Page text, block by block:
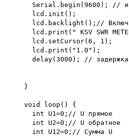
Serial.begin(9600); //
lcd.backlight();//
lcd.print(" KSV SWR
lcd.setCursor(6, 1);
lcd.print("1.0");
delay(3000); // задержка
}
void loop() {
int U1=0;// U прямое
int U2=0;// U обратное
int U12=0;// Сумма U